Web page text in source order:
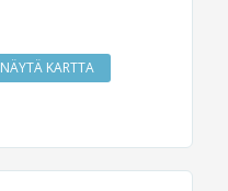
NÄYTÄ KARTTA